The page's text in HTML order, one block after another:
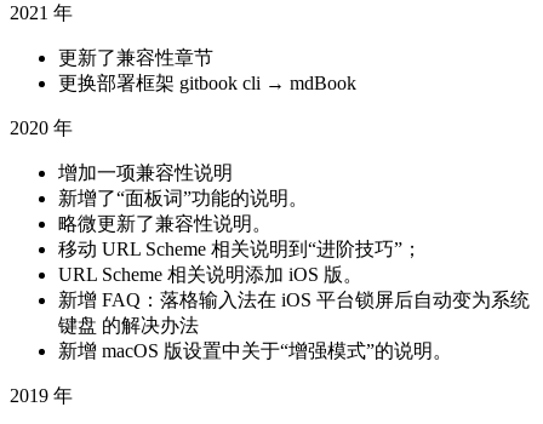
2021 年
更新了兼容性章节
更换部署框架 gitbook cli → mdBook
2020 年
增加一项兼容性说明
新增了“面板词”功能的说明。
略微更新了兼容性说明。
移动 URL Scheme 相关说明到“进阶技巧”；
URL Scheme 相关说明添加 iOS 版。
新增 FAQ：落格输入法在 iOS 平台锁屏后自动变为系统
键盘 的解决办法
新增 macOS 版设置中关于“增强模式”的说明。
2019 年